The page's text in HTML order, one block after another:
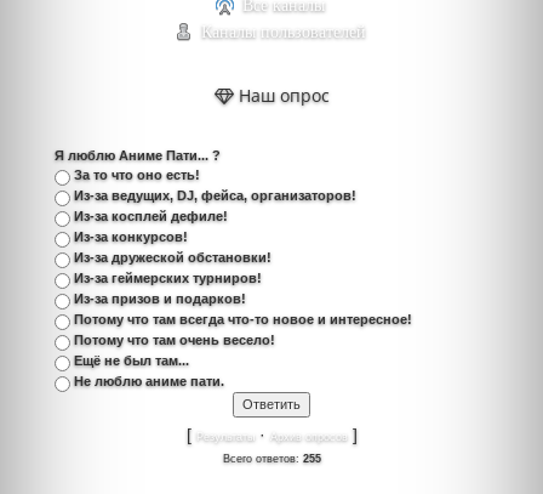
Все каналы
Каналы пользователей
Наш опрос
Я люблю Аниме Пати... ?
За то что оно есть!
Из-за ведущих, DJ, фейса, организаторов!
Из-за косплей дефиле!
Из-за конкурсов!
Из-за дружеской обстановки!
Из-за геймерских турниров!
Из-за призов и подарков!
Потому что там всегда что-то новое и интересное!
Потому что там очень весело!
Ещё не был там...
Не люблю аниме пати.
[ Результаты · Архив опросов]
Всего ответов: 255